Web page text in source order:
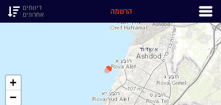
הרשמה
דיווחים
אחרונים
+
−